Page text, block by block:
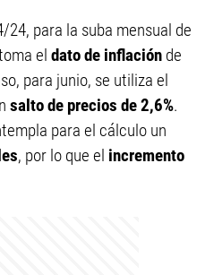
24, para la suba mensual de
el dato de inflación de
para junio, se utiliza el
salto de precios de 2,6%.
para el cálculo un
, por lo que el incremento